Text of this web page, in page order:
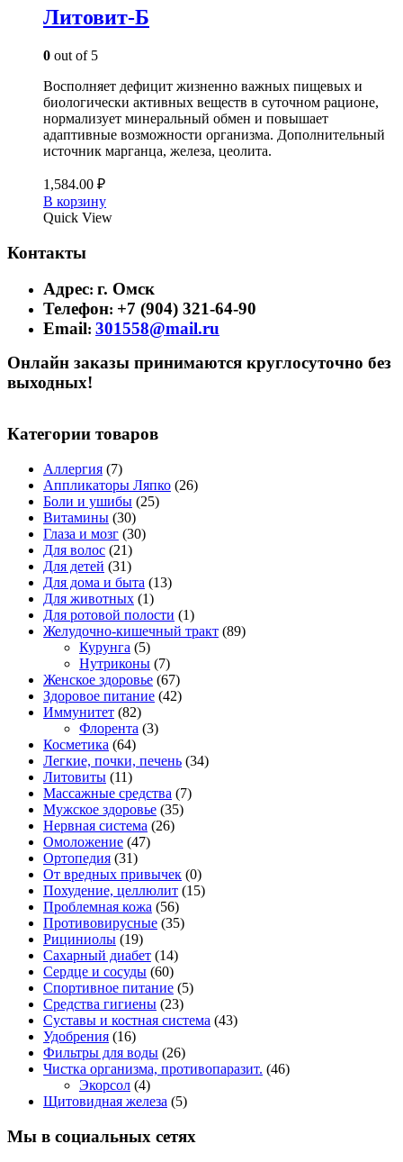
Литовит-Б
0 out of 5
Восполняет дефицит жизненно важных пищевых и
биологически активных веществ в суточном рационе,
нормализует минеральный обмен и повышает
адаптивные возможности организма. Дополнительный
источник марганца, железа, цеолита.
1,584.00 ₽
В корзину
Quick View
Контакты
Адрес: г. Омск
Телефон: +7 (904) 321-64-90
Email: 301558@mail.ru
Онлайн заказы принимаются круглосуточно без
выходных!
Категории товаров
Аллергия (7)
Аппликаторы Ляпко (26)
Боли и ушибы (25)
Витамины (30)
Глаза и мозг (30)
Для волос (21)
Для детей (31)
Для дома и быта (13)
Для животных (1)
Для ротовой полости (1)
Желудочно-кишечный тракт (89)
Курунга (5)
Нутриконы (7)
Женское здоровье (67)
Здоровое питание (42)
Иммунитет (82)
Флорента (3)
Косметика (64)
Легкие, почки, печень (34)
Литовиты (11)
Массажные средства (7)
Мужское здоровье (35)
Нервная система (26)
Омоложение (47)
Ортопедия (31)
От вредных привычек (0)
Похудение, целлюлит (15)
Проблемная кожа (56)
Противовирусные (35)
Рициниолы (19)
Сахарный диабет (14)
Сердце и сосуды (60)
Спортивное питание (5)
Средства гигиены (23)
Суставы и костная система (43)
Удобрения (16)
Фильтры для воды (26)
Чистка организма, противопаразит. (46)
Экорсол (4)
Щитовидная железа (5)
Мы в социальных сетях